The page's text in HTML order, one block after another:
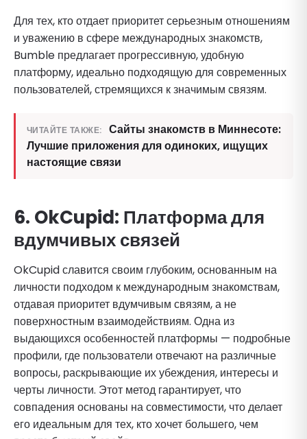
Для тех, кто отдает приоритет серьезным отношениям
и уважению в сфере международных знакомств,
Bumble предлагает прогрессивную, удобную
платформу, идеально подходящую для современных
пользователей, стремящихся к значимым связям.
ЧИТАЙТЕ ТАКЖЕ:
Сайты знакомств в Миннесоте:
Лучшие приложения для одиноких, ищущих
настоящие связи
6. OkCupid: Платформа для
вдумчивых связей
OkCupid славится своим глубоким, основанным на
личности подходом к международным знакомствам,
отдавая приоритет вдумчивым связям, а не
поверхностным взаимодействиям. Одна из
выдающихся особенностей платформы — подробные
профили, где пользователи отвечают на различные
вопросы, раскрывающие их убеждения, интересы и
черты личности. Этот метод гарантирует, что
совпадения основаны на совместимости, что делает
его идеальным для тех, кто хочет большего, чем